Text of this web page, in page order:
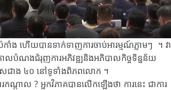
ង ហើយ​បានទាក់ទាញការចាប់អារម្មណ៍ភ្លាមៗ ។ វា
ោលបំណងជំរុញការអភិវឌ្ឍនិង​អភិបាលកិច្ច​ទិន្នន័យ
េសជាង ៤០ នៅទូទាំងពិភពលោក ។
តាល ? អ្នក​វិភាគ​បាន​លើក​ឡើង​ថា ការ​នេះ​ ជា​ការ​